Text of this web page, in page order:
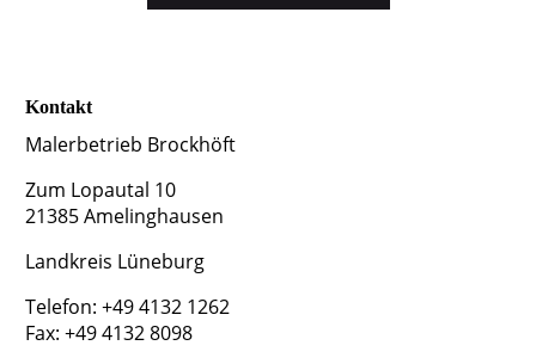
Kontakt
Malerbetrieb Brockhöft
Zum Lopautal 10
21385 Amelinghausen
Landkreis Lüneburg
Telefon: +49 4132 1262
Fax: +49 4132 8098